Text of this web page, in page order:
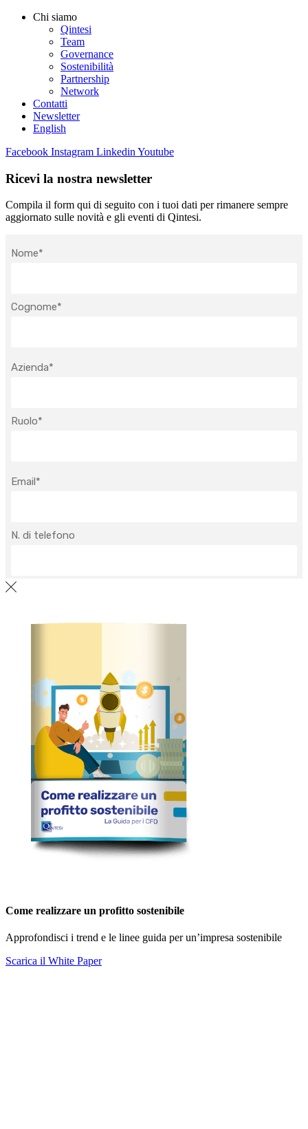
Chi siamo
Qintesi
Team
Governance
Sostenibilità
Partnership
Network
Contatti
Newsletter
English
Facebook Instagram Linkedin Youtube
Ricevi la nostra newsletter
Compila il form qui di seguito con i tuoi dati per rimanere sempre
aggiornato sulle novità e gli eventi di Qintesi.
Come realizzare un profitto sostenibile
Approfondisci i trend e le linee guida per un’impresa sostenibile
Scarica il White Paper